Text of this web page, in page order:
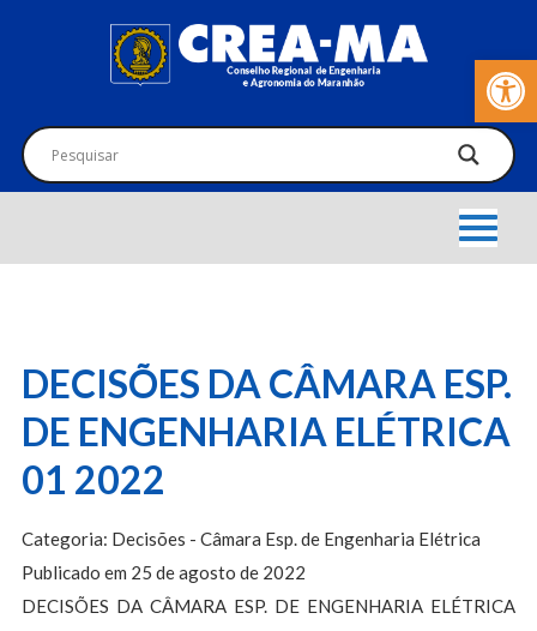
Barra de
DECISÕES DA CÂMARA ESP.
DE ENGENHARIA ELÉTRICA
01 2022
Categoria: Decisões - Câmara Esp. de Engenharia Elétrica
Publicado em 25 de agosto de 2022
DECISÕES DA CÂMARA ESP. DE ENGENHARIA ELÉTRICA